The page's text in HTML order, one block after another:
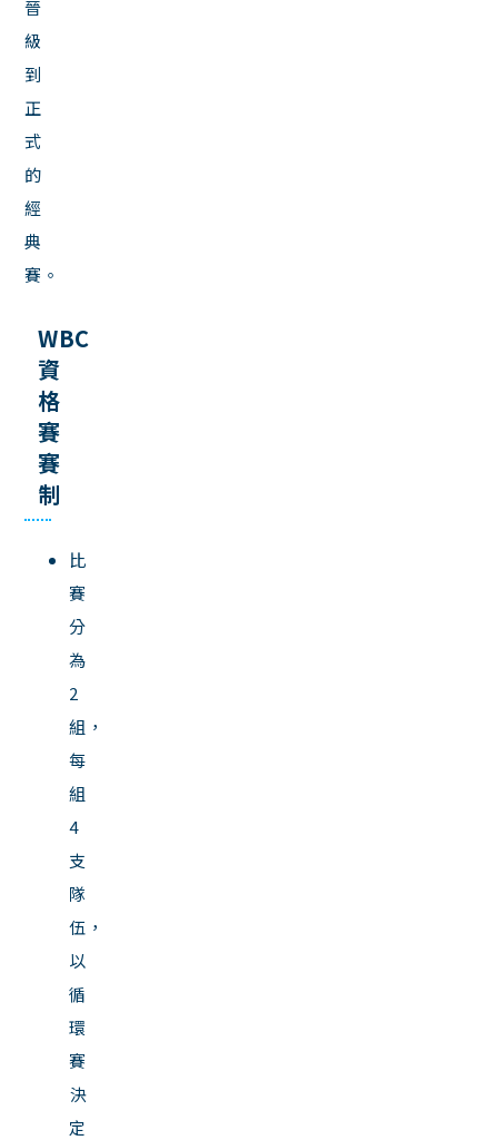
晉
級
到
正
式
的
經
典
賽。
WBC
資
格
賽
賽
制
比
賽
分
為
2
組，
每
組
4
支
隊
伍，
以
循
環
賽
決
定